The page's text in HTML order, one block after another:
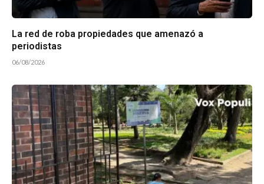
La red de roba propiedades que amenazó a
periodistas
06/08/2026